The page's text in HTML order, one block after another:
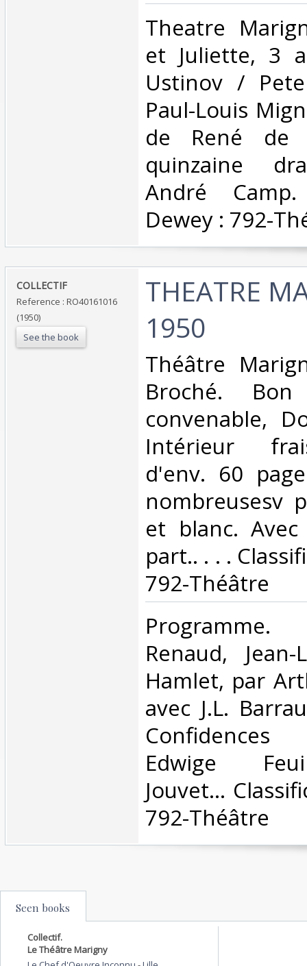
‎Theatre
et Juliette, 3
Ustinov /
Paul-Louis
de René de
quinzaine
André Camp.
Dewey : 792-
‎COLLECTIF‎
Reference : RO40161016
(1950)
See the book
‎THEATRE
1950‎
‎Théâtre
Broché.
convenable,
Intérieur
d'env. 60
nombreusesv
et blanc.
part.. . . .
792-Théâtre‎
Renaud,
Hamlet, par
avec J.L.
Edwige
Jouvet...
792-Théâtre‎
Seen books
Collectif.
Le Théâtre Marigny